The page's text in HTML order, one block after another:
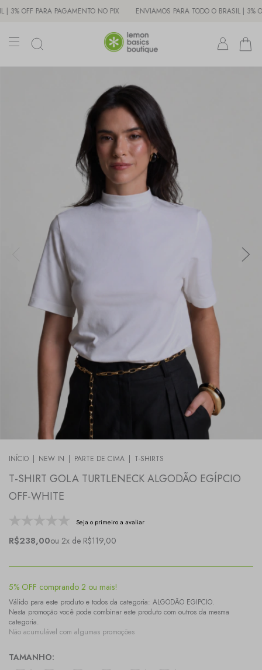
PARA PAGAMENTO NO PIX ENVIAMOS PARA TODO O BRASIL | 3% OFF
INÍCIO | NEW IN | PARTE DE CIMA | T-SHIRTS
T-SHIRT GOLA TURTLENECK ALGODÃO EGÍPCIO
OFF-WHITE
Seja o primeiro a avaliar
R$238,00ou 2x de R$119,00
5% OFF comprando 2 ou mais!
Válido para este produto e todos da categoria: ALGODÃO EGIPCIO.
Nesta promoção você pode combinar este produto com outros da mesma
categoria.
Não acumulável com algumas promoções
TAMANHO: